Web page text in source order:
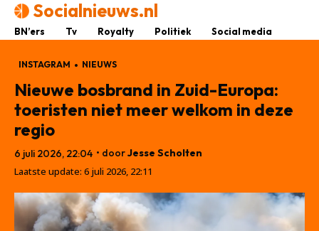
Socialnieuws.nl
BN’ers Tv Royalty Politiek Social media
INSTAGRAM NIEUWS
Nieuwe bosbrand in Zuid-Europa:
toeristen niet meer welkom in deze
regio
6 juli 2026, 22:04 • doorJesse Scholten
Laatste update: 6 juli 2026, 22:11